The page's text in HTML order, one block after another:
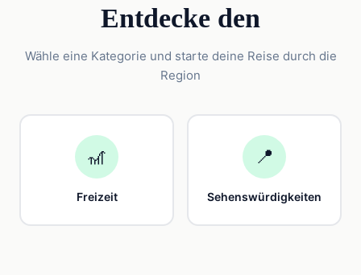
Entdecke den
Wähle eine Kategorie und starte deine Reise durch die
Region
🎢
Freizeit
📍
Sehenswürdigkeiten